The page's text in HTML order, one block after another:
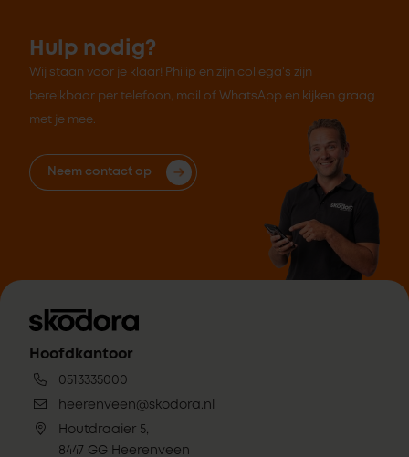
Hulp nodig?
Wij staan voor je klaar! Philip en zijn collega's zijn
bereikbaar per telefoon, mail of WhatsApp en kijken graag
met je mee.
Neem contact op
Hoofdkantoor
0513335000
heerenveen@skodora.nl
Houtdraaier 5,
8447 GG Heerenveen